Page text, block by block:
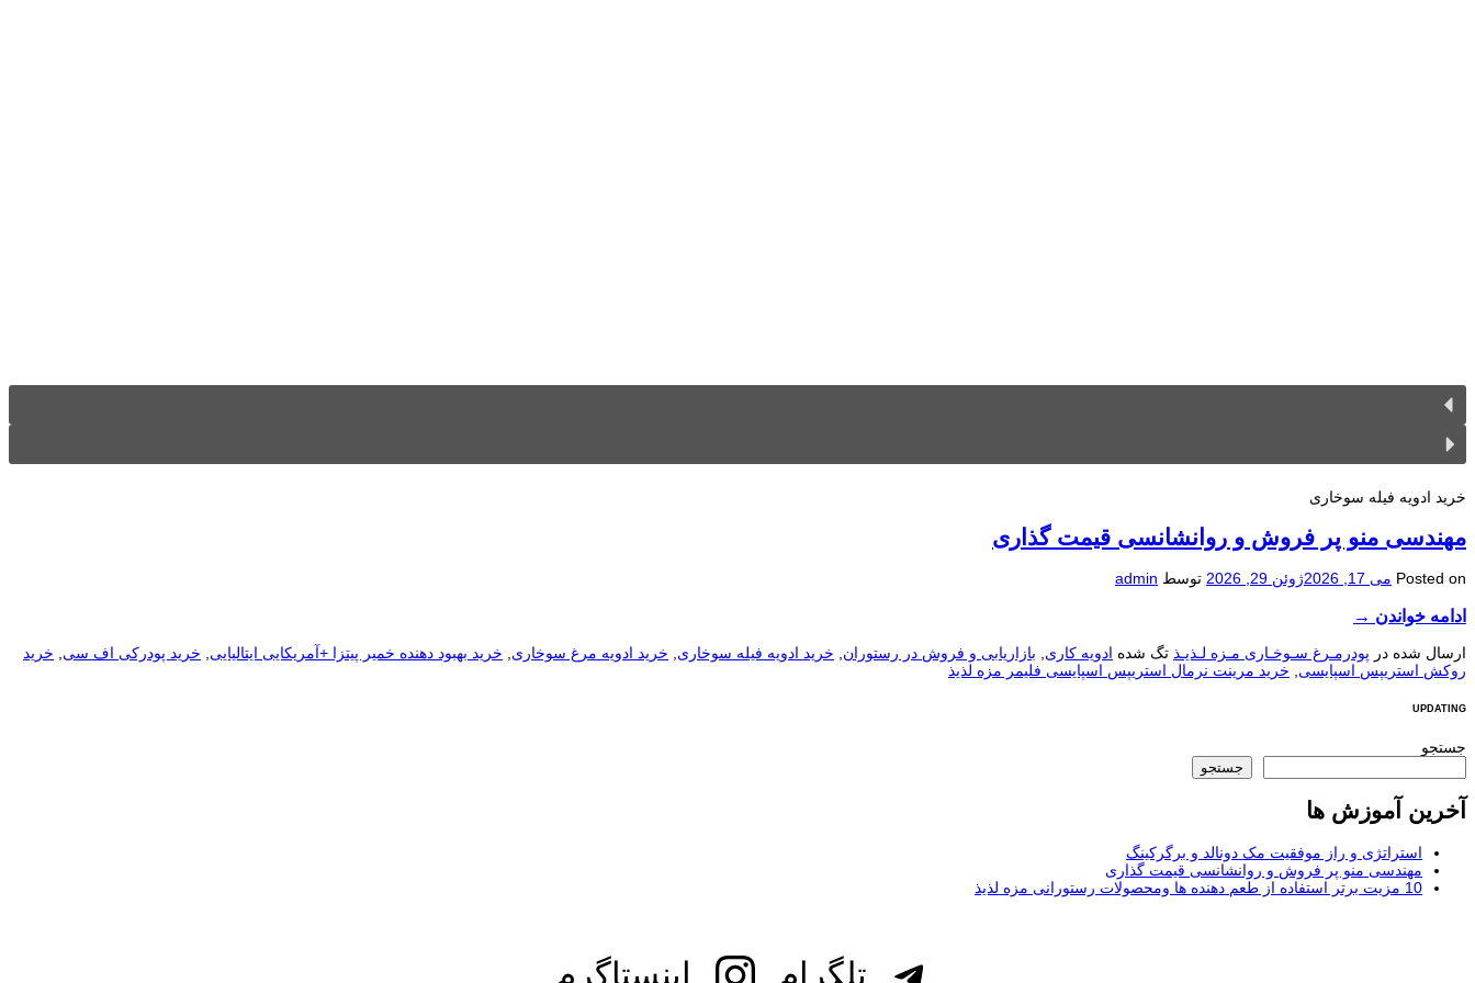
خرید ادویه فیله سوخاری
مهندسی منو پر فروش و روانشانسی قیمت گذاری
Posted on می 17, 2026 ژوئن 29, 2026 توسط admin
ادامه خواندن →
ارسال شده در پودرمـرغ سـوخـاری مـزه لـذیـذ تگ شده ادویه کاری بازاریابی و فروش در رستوران خرید ادویه فیله سوخاری خرید ادویه مرغ سوخاری خرید بهبود دهنده خمیر پیتزا +آمریکایی ایتالیایی خرید پودرکی اف سی
خرید
روکش استریپس اسپایسی
خرید مرینت نرمال استریپس اسپایسی فلیمر مزه لذیذ
UPDATING
جستجو
جستجو
آخرین آموزش ها
استراتژی و راز موفقیت مک دونالد و برگرکینگ
مهندسی منو پر فروش و روانشانسی قیمت گذاری
10 مزیت برتر استفاده از طعم دهنده ها ومحصولات رستورانی مزه لذیذ
تلگرام اینستاگرم